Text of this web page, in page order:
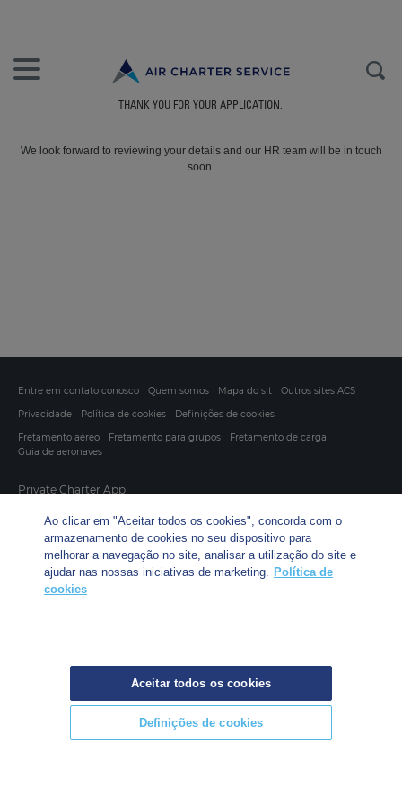
THANK YOU FOR YOUR APPLICATION.
We look forward to reviewing your details and our HR team will be in touch
soon.
Entre em contato conosco Quem somos Mapa do sit
Outros sites ACS
Privacidade
Política de cookies
Definições de cookies
Fretamento aéreo
Fretamento para grupos
Fretamento de carga
Guia de aeronaves
Private Charter App
| Chárter Privado +55 1135860500 | Chárter de Carga +55 1140821150 |
Chárter para Grupos +55 1140821140
Ao clicar em "Aceitar todos os cookies", concorda com o
armazenamento de cookies no seu dispositivo para
melhorar a navegação no site, analisar a utilização do site e
ajudar nas nossas iniciativas de marketing. Política de
cookies
Aceitar todos os cookies
Definições de cookies